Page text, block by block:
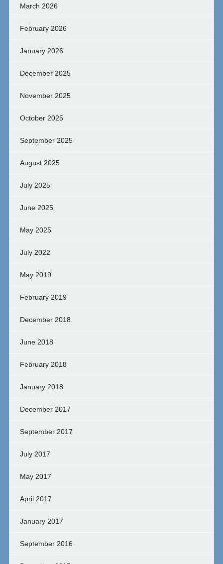
March 2026
February 2026
January 2026
December 2025
November 2025
October 2025
September 2025
August 2025
July 2025
June 2025
May 2025
July 2022
May 2019
February 2019
December 2018
June 2018
February 2018
January 2018
December 2017
September 2017
July 2017
May 2017
April 2017
January 2017
September 2016